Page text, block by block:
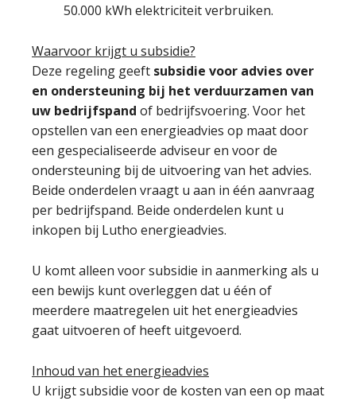
50.000 kWh elektriciteit verbruiken.
Waarvoor krijgt u subsidie?
Deze regeling geeft subsidie voor advies over
en ondersteuning bij het verduurzamen van
uw bedrijfspand of bedrijfsvoering. Voor het
opstellen van een energieadvies op maat door
een gespecialiseerde adviseur en voor de
ondersteuning bij de uitvoering van het advies.
Beide onderdelen vraagt u aan in één aanvraag
per bedrijfspand. Beide onderdelen kunt u
inkopen bij Lutho energieadvies.
U komt alleen voor subsidie in aanmerking als u
een bewijs kunt overleggen dat u één of
meerdere maatregelen uit het energieadvies
gaat uitvoeren of heeft uitgevoerd.
Inhoud van het energieadvies
U krijgt subsidie voor de kosten van een op maat